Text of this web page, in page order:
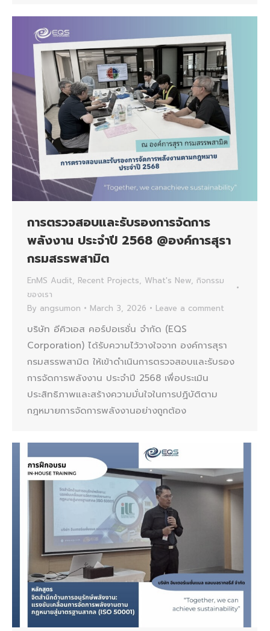
การตรวจสอบและรับรองการจัดการ
พลังงาน ประจำปี 2568 @องค์การสุรา
กรมสรรพสามิต
EnMS Audit, Recent Projects, What's New, กิจกรรม
ของเรา
By angsumon March 3, 2026 Leave a comment
บริษัท อีคิวเอส คอร์ปอเรชั่น จำกัด (EQS
Corporation) ได้รับความไว้วางใจจาก องค์การสุรา
กรมสรรพสามิต ให้เข้าดำเนินการตรวจสอบและรับรอง
การจัดการพลังงาน ประจำปี 2568 เพื่อประเมิน
ประสิทธิภาพและสร้างความมั่นใจในการปฏิบัติตาม
กฎหมายการจัดการพลังงานอย่างถูกต้อง